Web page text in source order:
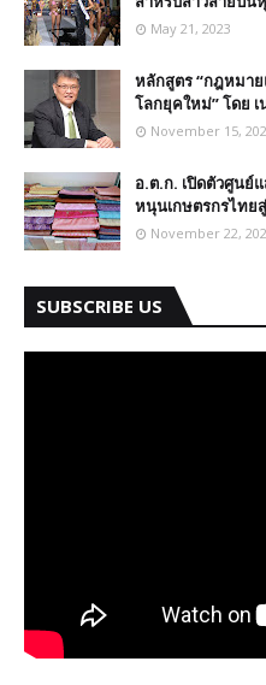
May 21, 2023
หลักสูตร “กฎหมาย
โลกยุคใหม่” โดย
November 15,
อ.ต.ก. เปิดตัวศูน
หนุนเกษตรกรไทย
November 22,
SUBSCRIBE US